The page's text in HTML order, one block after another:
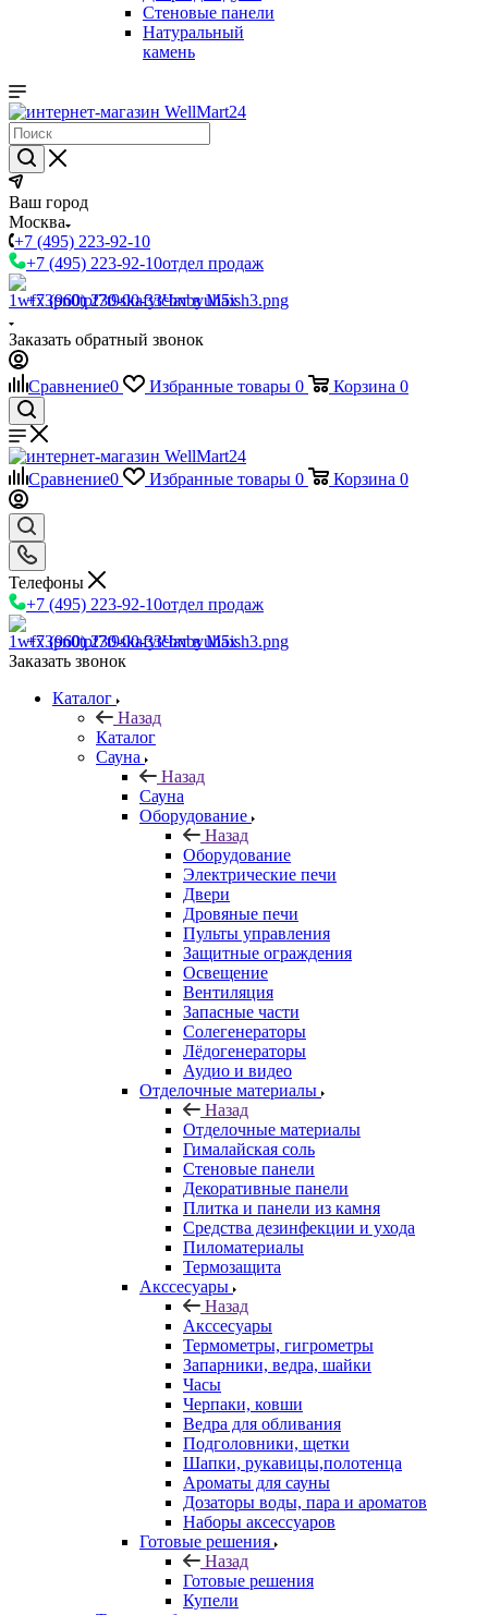
Стеновые панели
Натуральный
камень
Ваш город
Москва
+7 (495) 223-92-10
+7 (495) 223-92-10отдел продаж
+7 (960) 230-00-33Чат в Max
Заказать обратный звонок
Сравнение0 Избранные товары 0 Корзина 0
Сравнение0 Избранные товары 0 Корзина 0
Телефоны
+7 (495) 223-92-10отдел продаж
+7 (960) 230-00-33Чат в Max
Заказать звонок
Каталог
Назад
Каталог
Сауна
Назад
Сауна
Оборудование
Назад
Оборудование
Электрические печи
Двери
Дровяные печи
Пульты управления
Защитные ограждения
Освещение
Вентиляция
Запасные части
Солегенераторы
Лёдогенераторы
Аудио и видео
Отделочные материалы
Назад
Отделочные материалы
Гималайская соль
Стеновые панели
Декоративные панели
Плитка и панели из камня
Средства дезинфекции и ухода
Пиломатериалы
Термозащита
Аксcесуары
Назад
Аксcесуары
Термометры, гигрометры
Запарники, ведра, шайки
Часы
Черпаки, ковши
Ведра для обливания
Подголовники, щетки
Шапки, рукавицы,полотенца
Ароматы для сауны
Дозаторы воды, пара и ароматов
Наборы аксессуаров
Готовые решения
Назад
Готовые решения
Купели